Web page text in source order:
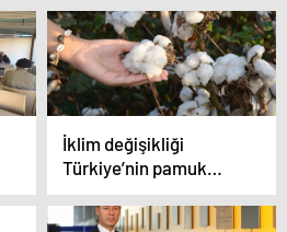
İklim değişikliği
Türkiye’nin pamuk
üretim haritasını da
değiştirecek!